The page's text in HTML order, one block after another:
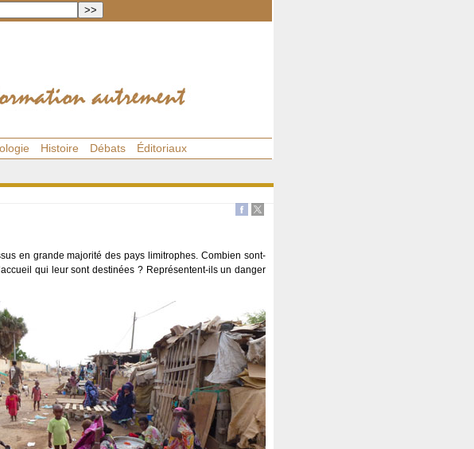
Histoire Débats Éditoriaux
en grande majorité des pays limitrophes. Combien sont-
qui leur sont destinées ? Représentent-ils un danger